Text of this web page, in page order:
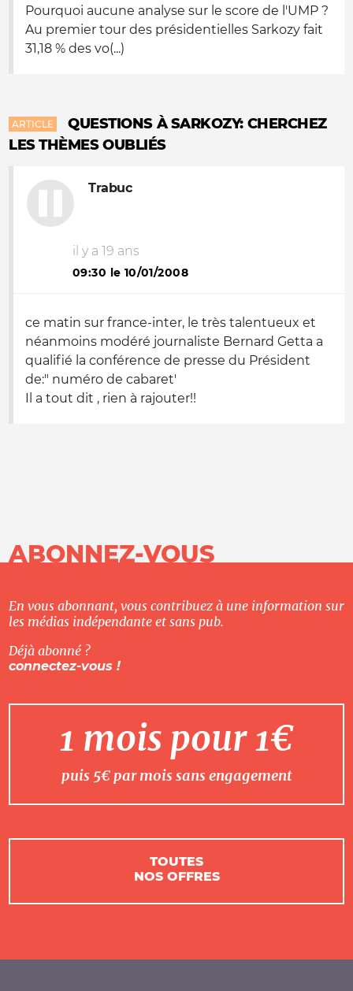
Pourquoi aucune analyse sur le score de l'UMP ?
Au premier tour des présidentielles Sarkozy fait
31,18 % des vo(...)
ARTICLE
QUESTIONS À SARKOZY: CHERCHEZ
LES THÈMES OUBLIÉS
Trabuc
il y a 19 ans
09:30 le 10/01/2008
ce matin sur france-inter, le très talentueux et
néanmoins modéré journaliste Bernard Getta a
qualifié la conférence de presse du Président
de:" numéro de cabaret'
Il a tout dit , rien à rajouter!!
ABONNEZ-VOUS
En vous abonnant, vous contribuez à une information sur
les médias indépendante et sans pub.
Déjà abonné ?
connectez-vous !
1 mois pour 1€
puis 5€ par mois sans engagement
TOUTES
NOS OFFRES